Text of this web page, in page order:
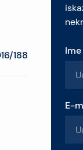
188 Ime
E-